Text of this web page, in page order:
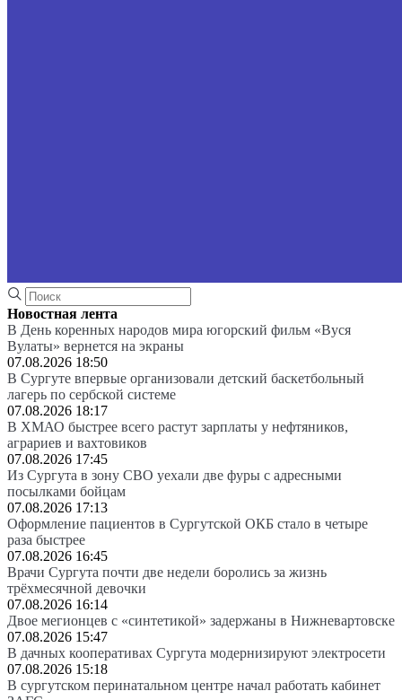
Новостная лента
В День коренных народов мира югорский фильм «Вуся
Вулаты» вернется на экраны
07.08.2026 18:50
В Сургуте впервые организовали детский баскетбольный
лагерь по сербской системе
07.08.2026 18:17
В ХМАО быстрее всего растут зарплаты у нефтяников,
аграриев и вахтовиков
07.08.2026 17:45
Из Сургута в зону СВО уехали две фуры с адресными
посылками бойцам
07.08.2026 17:13
Оформление пациентов в Сургутской ОКБ стало в четыре
раза быстрее
07.08.2026 16:45
Врачи Сургута почти две недели боролись за жизнь
трёхмесячной девочки
07.08.2026 16:14
Двое мегионцев с «синтетикой» задержаны в Нижневартовске
07.08.2026 15:47
В дачных кооперативах Сургута модернизируют электросети
07.08.2026 15:18
В сургутском перинатальном центре начал работать кабинет